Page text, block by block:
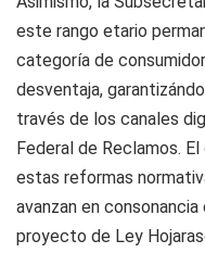
este rango etario
categoría de
desventaja,
través de los canales
Federal de Reclamos.
estas reformas
avanzan en
proyecto de Ley